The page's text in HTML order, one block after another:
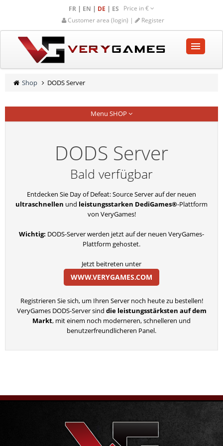
FR | EN | DE | ES Price in€
Customer area (login) |
Register
STARTSEITE
GEMEINSCHAFT
Shop DODS Server
Menu SHOP
DODS Server
Bald verfügbar
Entdecken Sie Day of Defeat: Source Server auf der neuen
ultraschnellen und leistungsstarken DediGames®-Plattform
von VeryGames!
Wichtig: DODS-Server werden jetzt auf der neuen VeryGames-
Plattform gehostet.
Jetzt beitreten unter
WWW.VERYGAMES.COM
Registrieren Sie sich, um Ihren Server noch heute zu bestellen!
VeryGames DODS-Server sind die leistungsstärksten auf dem
Markt, mit einem noch moderneren, schnelleren und
benutzerfreundlicheren Panel.